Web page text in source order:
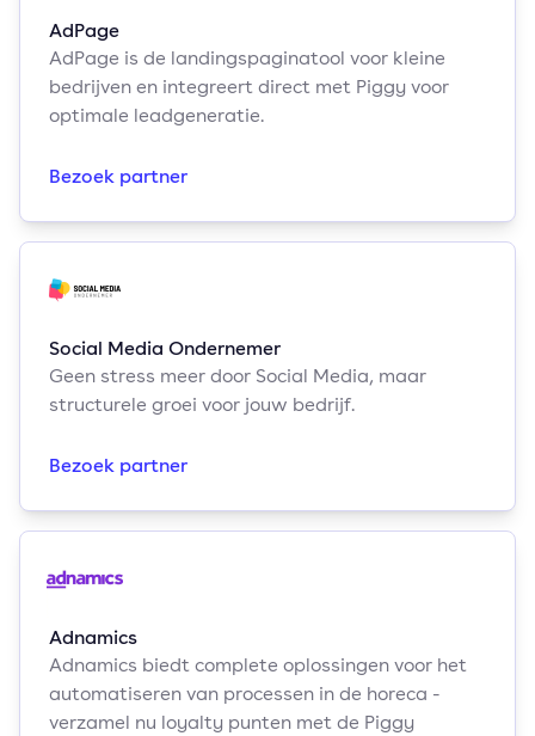
AdPage
AdPage is de landingspaginatool voor kleine
bedrijven en integreert direct met Piggy voor
optimale leadgeneratie.
Bezoek partner
Social Media Ondernemer
Geen stress meer door Social Media, maar
structurele groei voor jouw bedrijf.
Bezoek partner
Adnamics
Adnamics biedt complete oplossingen voor het
automatiseren van processen in de horeca -
verzamel nu loyalty punten met de Piggy